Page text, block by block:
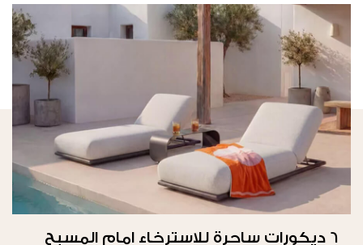
6 ديكورات ساحرة للاسترخاء امام المسبح